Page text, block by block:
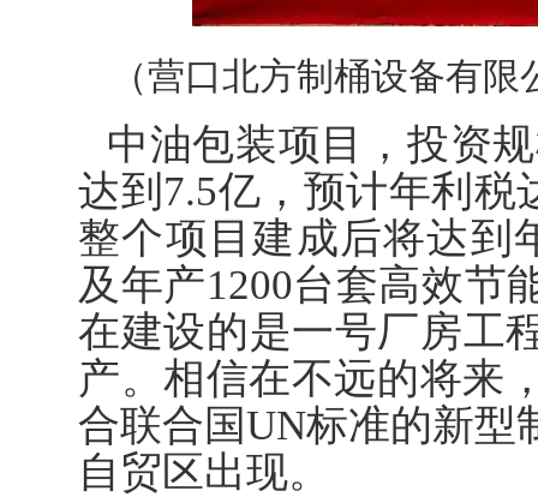
（营口北方制桶设备有
中油包装项目，投资
达到7.5亿，预计年利税
整个项目建成后将达到
及年产1200台套高效节
在建设的是一号厂房工
产。相信在不远的将来
合联合国UN标准的新型
自贸区出现。